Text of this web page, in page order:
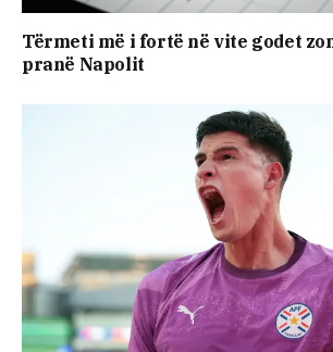
Tërmeti më i fortë në vite godet
pranë Napolit